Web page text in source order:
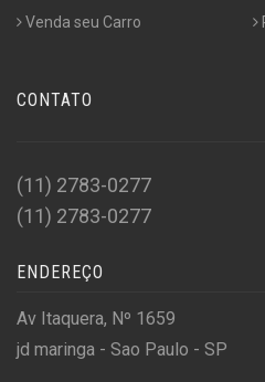
Venda seu Carro
CONTATO
(11) 2783-0277
(11) 2783-0277
ENDEREÇO
Av Itaquera, Nº 1659
jd maringa - Sao Paulo - SP